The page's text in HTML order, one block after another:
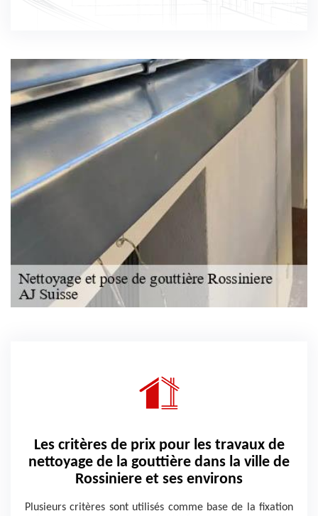
Les critères de prix pour les travaux de
nettoyage de la gouttière dans la ville de
Rossiniere et ses environs
Plusieurs critères sont utilisés comme base de la fixation